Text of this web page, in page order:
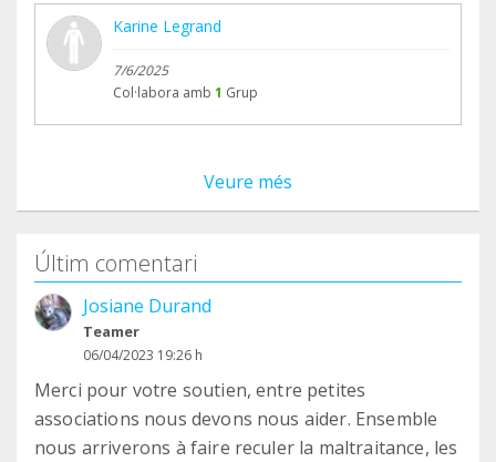
Karine Legrand
7/6/2025
Col·labora amb 1 Grup
Veure més
Últim comentari
Josiane Durand
Teamer
06/04/2023 19:26 h
Merci pour votre soutien, entre petites
associations nous devons nous aider. Ensemble
nous arriverons à faire reculer la maltraitance, les